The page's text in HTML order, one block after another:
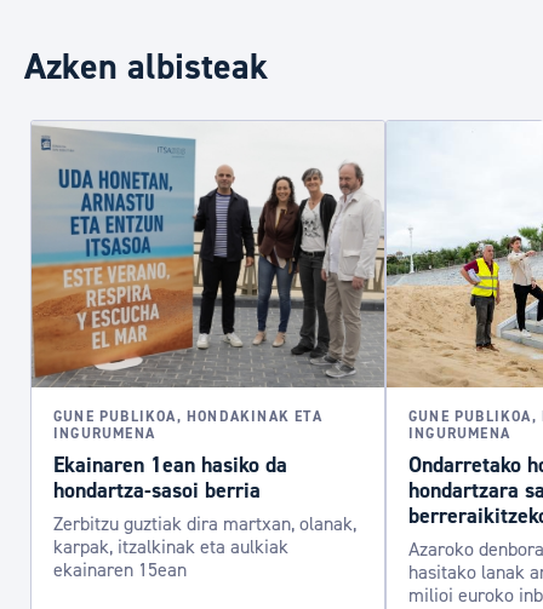
Azken albisteak
GUNE PUBLIKOA, HONDAKINAK ETA
INGURUMENA
Ekainaren 1ean hasiko da
hondartza-sasoi berria
Zerbitzu guztiak dira martxan, olanak,
karpak, itzalkinak eta aulkiak
ekainaren 15ean
GUNE
INGURUMENA
Ondarretako
hondartzara
Azaroko
hasitako lanak
milioi euroko